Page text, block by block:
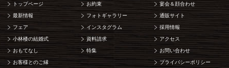
トップページ
最新情報
フェア
小林楼の結婚式
おもてなし
お客様とのご縁
お約束
フォトギャラリー
インスタグラム
資料請求
特集
宴会＆顔合わせ
通販サイト
採用情報
アクセス
お問い合わせ
プライバシーポリシー